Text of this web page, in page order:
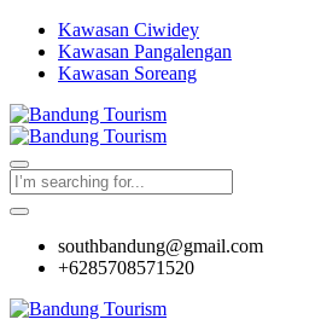
Kawasan Ciwidey
Kawasan Pangalengan
Kawasan Soreang
southbandung@gmail.com
+6285708571520